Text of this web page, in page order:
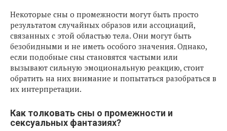
Некоторые сны о промежности могут быть просто
результатом случайных образов или ассоциаций,
связанных с этой областью тела. Они могут быть
безобидными и не иметь особого значения. Однако,
если подобные сны становятся частыми или
вызывают сильную эмоциональную реакцию, стоит
обратить на них внимание и попытаться разобраться в
их интерпретации.
Как толковать сны о промежности и
сексуальных фантазиях?